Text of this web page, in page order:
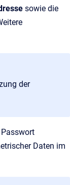
sowie die
der
Daten im